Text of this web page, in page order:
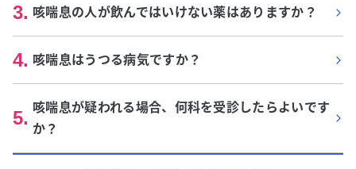
3. 咳喘息の人が飲んではいけない薬はありますか？
4. 咳喘息はうつる病気ですか？
5. 咳喘息が疑われる場合、何科を受診したらよいです
か？